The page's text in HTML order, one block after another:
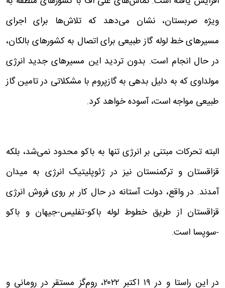
ویژه صربستان، نشان می‌دهد که تلاش‌ها برای اجرای
مسیرهای خط لوله گاز طبیعی برای اتصال به کشورهای بالکان،
در حال انجام است. بدون تردید این مسیرهای جدید انرژی
مولداوی که به دلیل بدهی به گازپروم با مشکلاتی در تامین گاز
طبیعی مواجه است، آسوده خواهد کرد.
البته تحرکات مبتنی بر انرژی تنها به باکو محدود نمی‌شد، بلکه
قزاقستان و ترکمنستان نیز در ژئوپلیتیک انرژی به میدان
آمدند. در واقع، دولت آستانه در حال کار بر روی فروش انرژی
قزاقستان از طریق خطوط لوله باکو-تفلیس-جیهان و باکو
-سوپسا است.
در این راستا و در ۱۹ اکتبر ۲۰۲۲، روم‌گز مستقر در رومانی و